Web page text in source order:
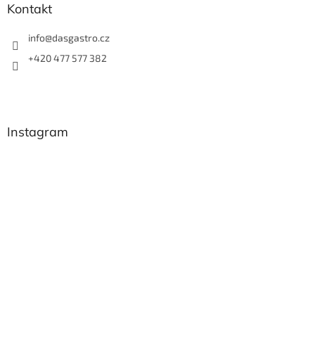
Kontakt
info@dasgastro.cz
+420 477 577 382
Instagram